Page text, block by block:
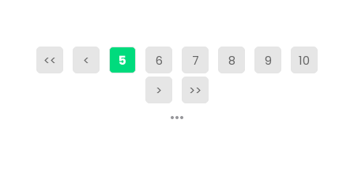
<< < 5 6 7 8 9
10
>
>>